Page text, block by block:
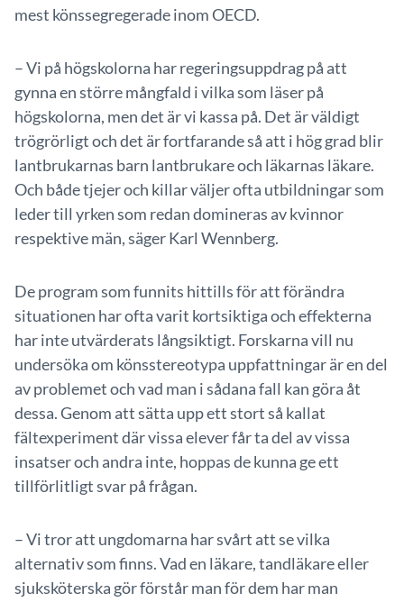
mest könssegregerade inom OECD.
– Vi på högskolorna har regeringsuppdrag på att
gynna en större mångfald i vilka som läser på
högskolorna, men det är vi kassa på. Det är väldigt
trögrörligt och det är fortfarande så att i hög grad blir
lantbrukarnas barn lantbrukare och läkarnas läkare.
Och både tjejer och killar väljer ofta utbildningar som
leder till yrken som redan domineras av kvinnor
respektive män, säger Karl Wennberg.
De program som funnits hittills för att förändra
situationen har ofta varit kortsiktiga och effekterna
har inte utvärderats långsiktigt. Forskarna vill nu
undersöka om könsstereotypa uppfattningar är en del
av problemet och vad man i sådana fall kan göra åt
dessa. Genom att sätta upp ett stort så kallat
fältexperiment där vissa elever får ta del av vissa
insatser och andra inte, hoppas de kunna ge ett
tillförlitligt svar på frågan.
– Vi tror att ungdomarna har svårt att se vilka
alternativ som finns. Vad en läkare, tandläkare eller
sjuksköterska gör förstår man för dem har man